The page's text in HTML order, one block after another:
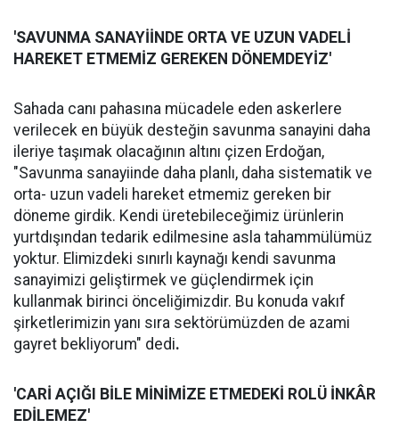
'SAVUNMA SANAYİİNDE ORTA VE UZUN VADELİ
HAREKET ETMEMİZ GEREKEN DÖNEMDEYİZ'
Sahada canı pahasına mücadele eden askerlere
verilecek en büyük desteğin savunma sanayini daha
ileriye taşımak olacağının altını çizen Erdoğan,
"Savunma sanayiinde daha planlı, daha sistematik ve
orta- uzun vadeli hareket etmemiz gereken bir
döneme girdik. Kendi üretebileceğimiz ürünlerin
yurtdışından tedarik edilmesine asla tahammülümüz
yoktur. Elimizdeki sınırlı kaynağı kendi savunma
sanayimizi geliştirmek ve güçlendirmek için
kullanmak birinci önceliğimizdir. Bu konuda vakıf
şirketlerimizin yanı sıra sektörümüzden de azami
gayret bekliyorum" dedi.
'CARİ AÇIĞI BİLE MİNİMİZE ETMEDEKİ ROLÜ İNKÂR
EDİLEMEZ'